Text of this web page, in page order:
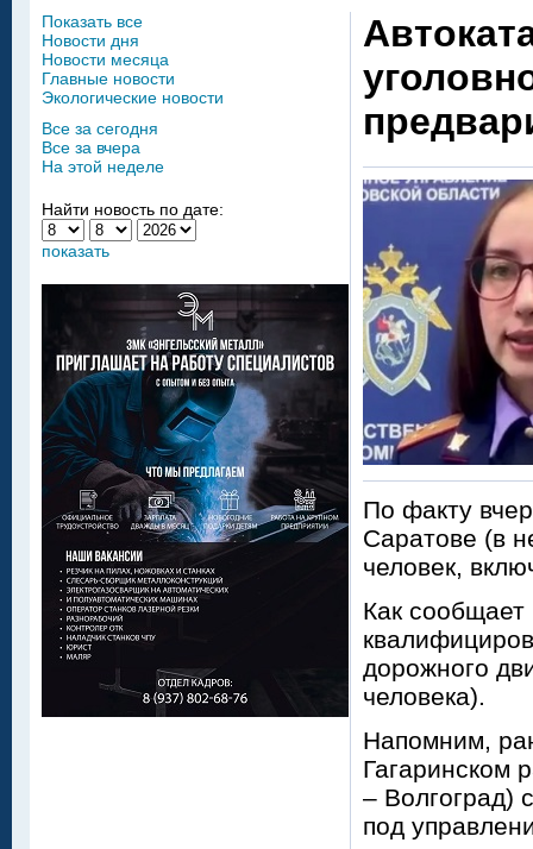
По факту
Саратове (в
человек,
Как
дорожного
человека).
Напомним,
Гагаринском
– Волгоград)
под
Показать все
Новости дня
Новости месяца
Главные новости
Экологические новости
Все за сегодня
Все за вчера
На этой неделе
Найти новость по дате:
показать